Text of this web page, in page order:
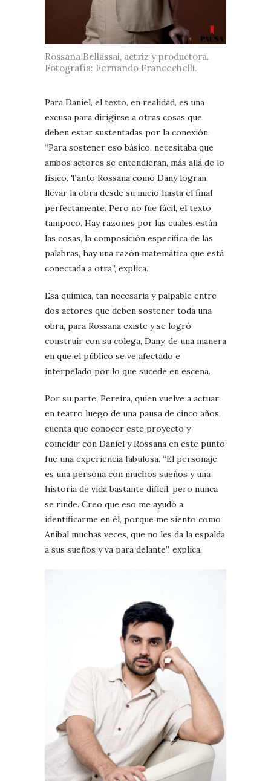
Rossana Bellassai, actriz y productora.
Fotografía: Fernando Francechelli.
Para Daniel, el texto, en realidad, es una
excusa para dirigirse a otras cosas que
deben estar sustentadas por la conexión.
“Para sostener eso básico, necesitaba que
ambos actores se entendieran, más allá de lo
físico. Tanto Rossana como Dany logran
llevar la obra desde su inicio hasta el final
perfectamente. Pero no fue fácil, el texto
tampoco. Hay razones por las cuales están
las cosas, la composición específica de las
palabras, hay una razón matemática que está
conectada a otra”, explica.
Esa química, tan necesaria y palpable entre
dos actores que deben sostener toda una
obra, para Rossana existe y se logró
construir con su colega, Dany, de una manera
en que el público se ve afectado e
interpelado por lo que sucede en escena.
Por su parte, Pereira, quien vuelve a actuar
en teatro luego de una pausa de cinco años,
cuenta que conocer este proyecto y
coincidir con Daniel y Rossana en este punto
fue una experiencia fabulosa. “El personaje
es una persona con muchos sueños y una
historia de vida bastante difícil, pero nunca
se rinde. Creo que eso me ayudó a
identificarme en él, porque me siento como
Aníbal muchas veces, que no les da la espalda
a sus sueños y va para delante”, explica.